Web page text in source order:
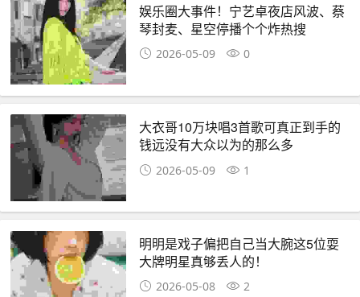
娱乐圈大事件！宁艺卓夜店风波、蔡
琴封麦、星空停播个个炸热搜
2026-05-09 0
大衣哥10万块唱3首歌可真正到手的
钱远没有大众以为的那么多
2026-05-09 1
明明是戏子偏把自己当大腕这5位耍
大牌明星真够丢人的！
2026-05-08 2